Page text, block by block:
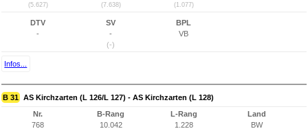
(5.627) (7.638) (1.077)
DTV
-
SV
-
(-)
BPL
VB
Infos...
B 31 AS Kirchzarten (L 126/L 127) - AS Kirchzarten (L 128)
Nr.
768
B-Rang
10.042
L-Rang
1.228
Land
BW